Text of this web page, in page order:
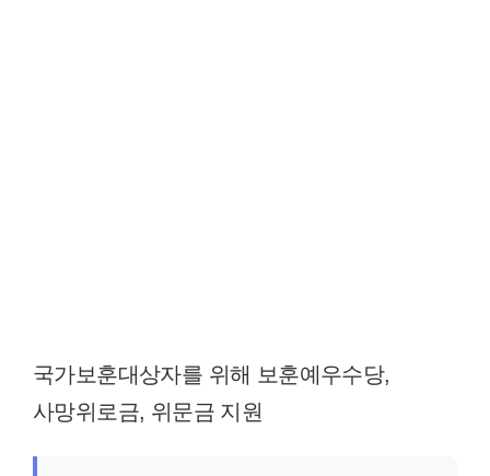
국가보훈대상자를 위해 보훈예우수당,
사망위로금, 위문금 지원